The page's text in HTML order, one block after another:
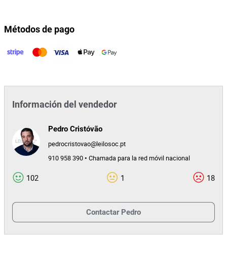
Métodos de pago
Información del vendedor
Pedro Cristóvão
pedrocristovao@leilosoc.pt
910 958 390 • Chamada para la red móvil nacional
102 1 18
Contactar Pedro